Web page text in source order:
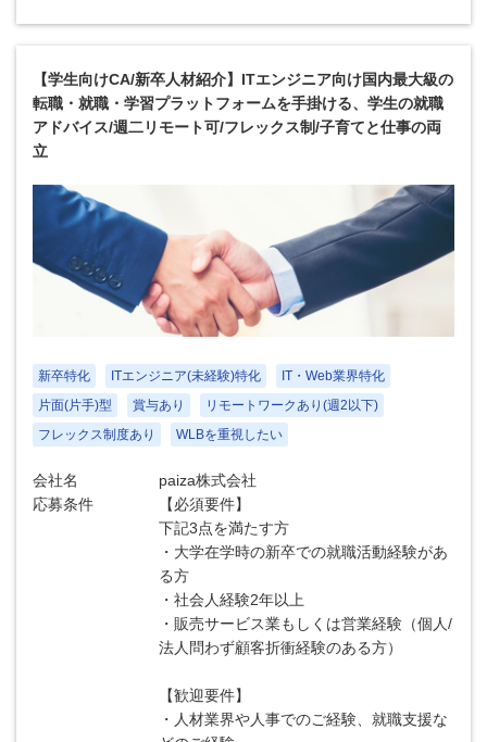
【学生向けCA/新卒人材紹介】ITエンジニア向け国内最大級の
転職・就職・学習プラットフォームを手掛ける、学生の就職
アドバイス/週二リモート可/フレックス制/子育てと仕事の両
立
新卒特化 ITエンジニア(未経験)特化
IT・Web業界特化
片面(片手)型
賞与あり
リモートワークあり(週2以下)
フレックス制度あり
WLBを重視したい
会社名
paiza株式会社
応募条件
【必須要件】
下記3点を満たす方
・大学在学時の新卒での就職活動経験があ
る方
・社会人経験2年以上
・販売サービス業もしくは営業経験（個人/
法人問わず顧客折衝経験のある方）
【歓迎要件】
・人材業界や人事でのご経験、就職支援な